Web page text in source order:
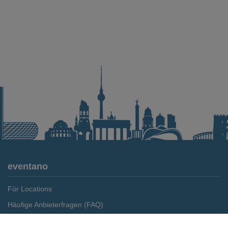
eventano
Für Locations
Häufige Anbieterfragen (FAQ)